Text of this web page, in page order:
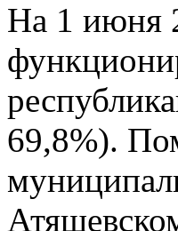
На 1 июня
69,8%).